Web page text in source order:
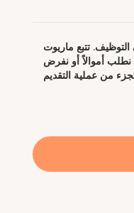
تتبع ماريوت
أموالاً أو نفرض